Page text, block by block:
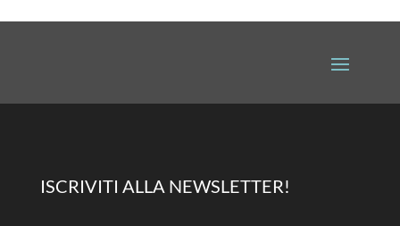
ISCRIVITI ALLA NEWSLETTER!